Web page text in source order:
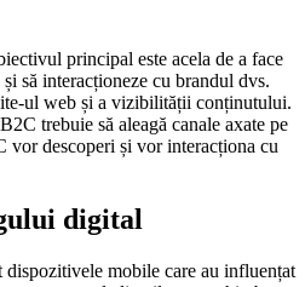
principal este acela de a face
să interacționeze cu brandul dvs.
ul web și a vizibilității conținutului.
B2C trebuie să aleagă canale axate pe
vor descoperi și vor interacționa cu
digital
dispozitivele mobile care au influențat